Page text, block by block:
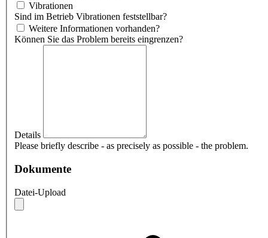
Vibrationen
Sind im Betrieb Vibrationen feststellbar?
Weitere Informationen vorhanden?
Können Sie das Problem bereits eingrenzen?
Details
Please briefly describe - as precisely as possible - the problem.
Dokumente
Datei-Upload